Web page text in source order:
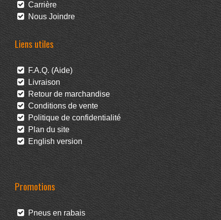
Carrière
Nous Joindre
Liens utiles
F.A.Q. (Aide)
Livraison
Retour de marchandise
Conditions de vente
Politique de confidentialité
Plan du site
English version
Promotions
Pneus en rabais